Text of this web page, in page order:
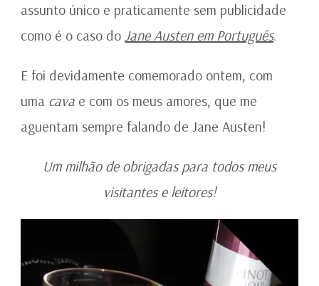
assunto único e praticamente sem publicidade
como é o caso do Jane Austen em Português.
E foi devidamente comemorado ontem, com
uma cava e com os meus amores, que me
aguentam sempre falando de Jane Austen!
Um milhão de obrigadas para todos meus
visitantes e leitores!